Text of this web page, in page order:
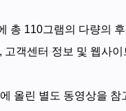
총 110그램의 다량의
고객센터 정보 및 웹사
올린 별도 동영상을 참